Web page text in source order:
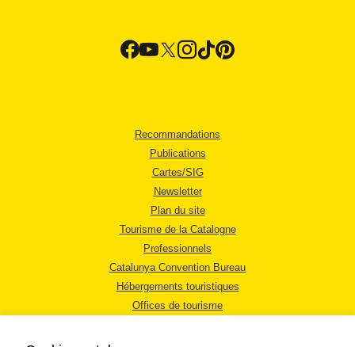
Recommandations
Publications
Cartes/SIG
Newsletter
Plan du site
Tourisme de la Catalogne
Professionnels
Catalunya Convention Bureau
Hébergements touristiques
Offices de tourisme